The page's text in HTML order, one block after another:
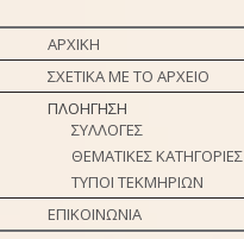
ΑΡΧΙΚΗ
ΣΧΕΤΙΚΑ ΜΕ ΤΟ ΑΡΧΕΙΟ
ΠΛΟΗΓΗΣΗ
ΣΥΛΛΟΓΕΣ
ΘΕΜΑΤΙΚΕΣ ΚΑΤΗΓΟΡΙΕΣ
ΤΥΠΟΙ ΤΕΚΜΗΡΙΩΝ
ΕΠΙΚΟΙΝΩΝΙΑ